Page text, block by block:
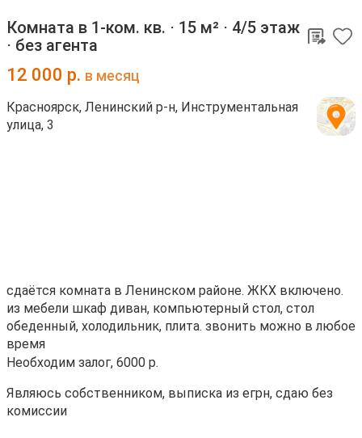
Комната в 1-ком. кв. ⋅ 15 м² ⋅ 4/5 этаж
⋅ без агента
12 000 р. в месяц
Красноярск, Ленинский р-н, Инструментальная
улица, 3
сдаётся комната в Ленинском районе. ЖКХ включено.
из мебели шкаф диван, компьютерный стол, стол
обеденный, холодильник, плита. звонить можно в любое
время
Необходим залог, 6000 р.
Являюсь собственником, выписка из егрн, сдаю без
комиссии